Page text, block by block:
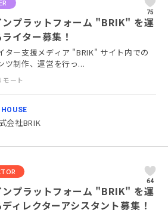
75
ンプラットフォーム "BRIK" を運
イター募集！
ター支援メディア "BRIK" サイト内での
ツ制作、運営を行っ...
モート
HOUSE
会社BRIK
64
ンプラットフォーム "BRIK" を運
ィレクターアシスタント募集！